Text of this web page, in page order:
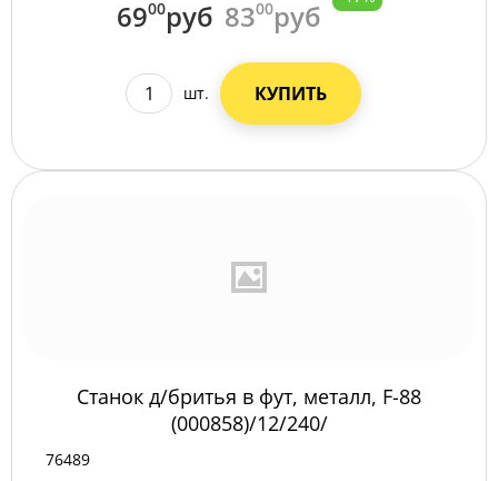
6900руб 8300руб
шт. КУПИТЬ
Станок д/бритья в фут, металл, F-88
(000858)/12/240/
76489